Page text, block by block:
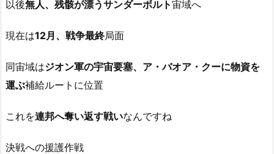
以後無人、残骸が漂うサンダーボルト宙域へ
現在は12月、戦争最終局面
同宙域はジオン軍の宇宙要塞、ア・バオア・クーに物資を
運ぶ補給ルートに位置
これを連邦へ奪い返す戦いなんですね
決戦への援護作戦